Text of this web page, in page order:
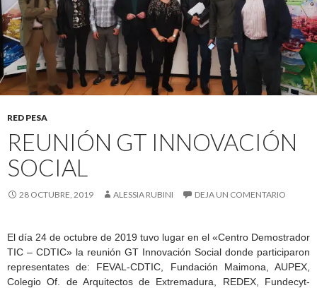
RED PESA
REUNIÓN GT INNOVACIÓN
SOCIAL
28 OCTUBRE, 2019 ALESSIA RUBINI DEJA UN COMENTARIO
El día 24 de octubre de 2019 tuvo lugar en el «Centro Demostrador
TIC – CDTIC» la reunión GT Innovación Social donde participaron
representates de: FEVAL-CDTIC, Fundación Maimona, AUPEX,
Colegio Of. de Arquitectos de Extremadura, REDEX, Fundecyt-